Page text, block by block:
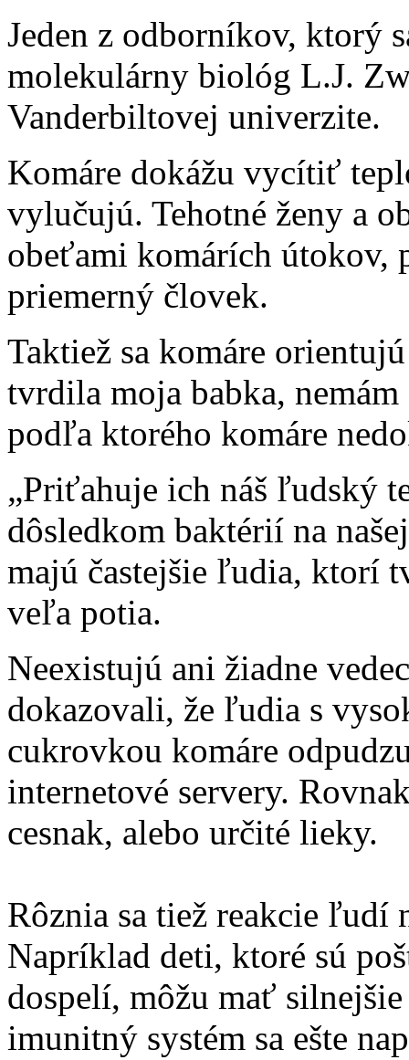
Jeden z odborníkov, ktorý
molekulárny biológ L.J.
Vanderbiltovej univerzite.
Komáre dokážu vycítiť
vylučujú. Tehotné ženy a
obeťami komárích útokov,
priemerný človek.
Taktiež sa komáre
tvrdila moja babka,
podľa ktorého komáre
„Priťahuje ich náš ľudský
dôsledkom baktérií na
majú častejšie ľudia, ktorí
veľa potia.
Neexistujú ani žiadne
dokazovali, že ľudia s
cukrovkou komáre
internetové servery.
cesnak, alebo určité lieky.
Rôznia sa tiež reakcie ľudí
Napríklad deti, ktoré sú
dospelí, môžu mať
imunitný systém sa ešte